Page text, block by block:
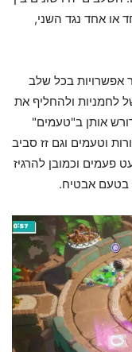
או אחד נגד השני,
אפשרויות בכל שלב
לחמניות ולהחליף את
אותן ב"טעמים"
וטעמים וגם זז סביב
פעמים וכמובן להרגיז
בטעם אבטיח.